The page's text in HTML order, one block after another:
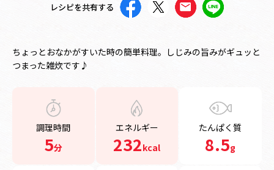
レシピを共有する
ちょっとおなかがすいた時の簡単料理。しじみの旨みがギュッと
つまった雑炊です♪
調理時間
5分
エネルギー
232kcal
たんぱく質
8.5g